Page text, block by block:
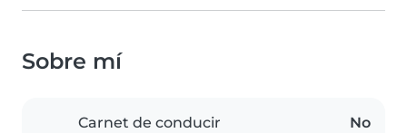
Sobre mí
Carnet de conducir No